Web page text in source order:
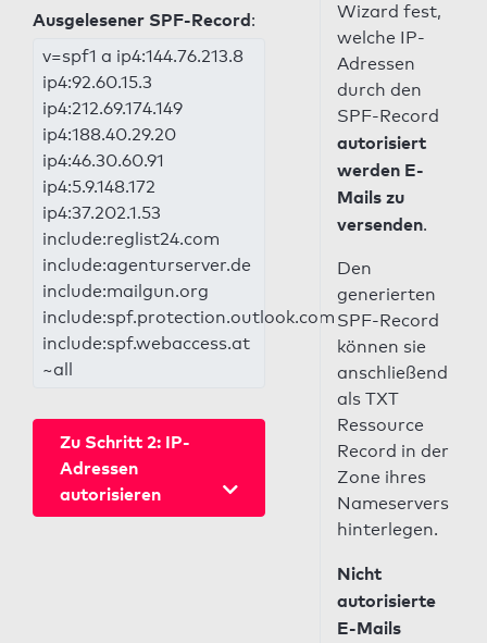
Ausgelesener SPF-Record:
v=spf1 a ip4:144.76.213.8
ip4:92.60.15.3
ip4:212.69.174.149
ip4:188.40.29.20
ip4:46.30.60.91
ip4:5.9.148.172
ip4:37.202.1.53
include:reglist24.com
include:agenturserver.de
include:mailgun.org
include:spf.protection.outlook.com
include:spf.webaccess.at
~all
Zu Schritt 2: IP-
Adressen
autorisieren
Wizard fest,
welche IP-
Adressen
durch den
SPF-Record
autorisiert
werden E-
Mails zu
versenden.
Den
generierten
SPF-Record
können sie
anschließend
als TXT
Ressource
Record in der
Zone ihres
Nameservers
hinterlegen.
Nicht
autorisierte
E-Mails